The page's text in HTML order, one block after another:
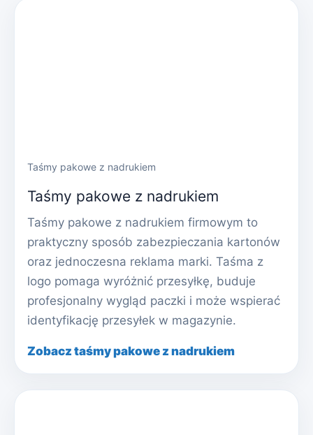
Taśmy pakowe z nadrukiem
Taśmy pakowe z nadrukiem
Taśmy pakowe z nadrukiem firmowym to
praktyczny sposób zabezpieczania kartonów
oraz jednoczesna reklama marki. Taśma z
logo pomaga wyróżnić przesyłkę, buduje
profesjonalny wygląd paczki i może wspierać
identyfikację przesyłek w magazynie.
Zobacz taśmy pakowe z nadrukiem